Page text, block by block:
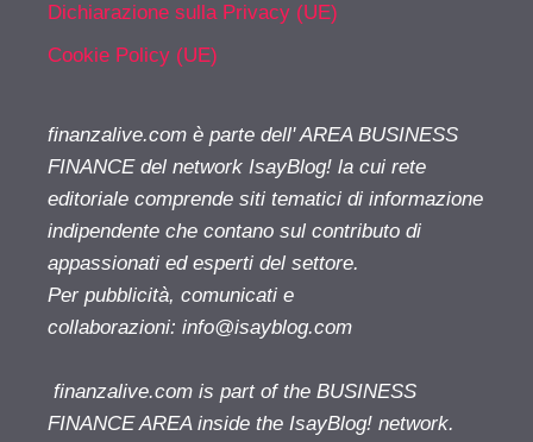
Dichiarazione sulla Privacy (UE)
Cookie Policy (UE)
finanzalive.com è parte dell' AREA BUSINESS
FINANCE del network IsayBlog! la cui rete
editoriale comprende siti tematici di informazione
indipendente che contano sul contributo di
appassionati ed esperti del settore.
Per pubblicità, comunicati e
collaborazioni: info@isayblog.com
finanzalive.com is part of the BUSINESS
FINANCE AREA inside the IsayBlog! network.